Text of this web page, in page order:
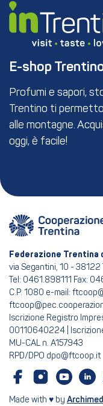
E-shop
Profumi e sapori,
Trentino ti
alle montagne.
oggi, è facile!
Federazione Trentina
via Segantini, 10 - 38122
Tel: 0461.898111 Fax:
C.P. 1080 e-mail:
Iscrizione Registro
00110640224 |
MU-CAL n. A157943
RPD/DPO dpo@ftcoop.it
Made with ♥ by